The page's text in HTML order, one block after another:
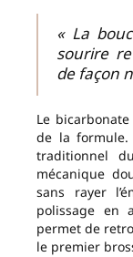
« La
sourire
de façon
Le
de la formule.
traditionnel
mécanique
sans rayer
polissage en
permet de
le premier